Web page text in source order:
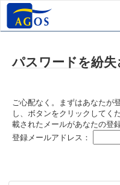
パスワードを紛
ご心配なく。まずはあなたが
し、ボタンをクリックしてく
載されたメールがあなたの登
登録メールアドレス：